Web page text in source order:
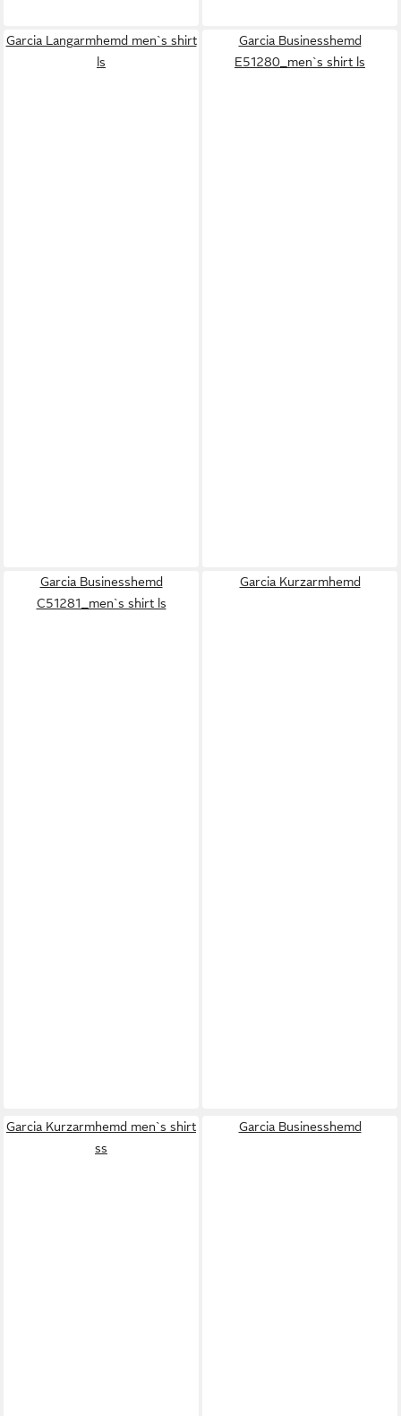
Garcia Langarmhemd men`s shirt
ls
Garcia Businesshemd
E51280_men`s shirt ls
Garcia Businesshemd
C51281_men`s shirt ls
Garcia Kurzarmhemd
Garcia Kurzarmhemd men`s shirt
ss
Garcia Businesshemd